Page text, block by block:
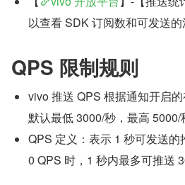
以查看 SDK 订阅数和可发送的
QPS 限制规则
vivo 推送 QPS 根据通知开启
默认最低 3000/秒，最高 5000/
QPS 定义：表示 1 秒可发送
0 QPS 时，1 秒内最多可推送